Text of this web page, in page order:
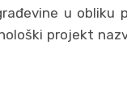
u obliku
projekt